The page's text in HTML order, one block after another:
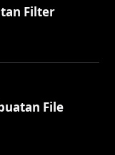
Filter
File